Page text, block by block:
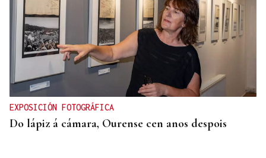
EXPOSICIÓN FOTOGRÁFICA
Do lápiz á cámara, Ourense cen anos despois